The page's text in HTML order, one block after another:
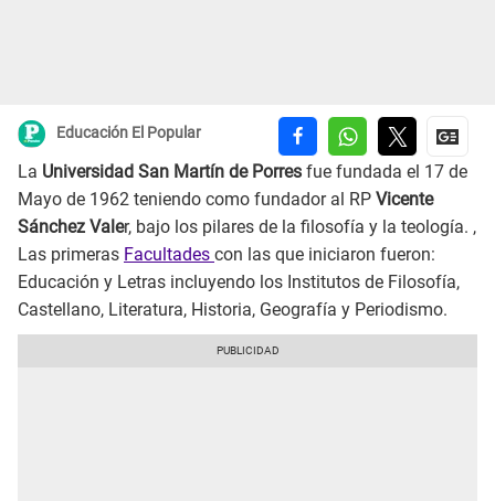
Educación El Popular
La Universidad San Martín de Porres fue fundada el 17 de
Mayo de 1962 teniendo como fundador al RP Vicente
Sánchez Valer, bajo los pilares de la filosofía y la teología. ,
Las primeras Facultades con las que iniciaron fueron:
Educación y Letras incluyendo los Institutos de Filosofía,
Castellano, Literatura, Historia, Geografía y Periodismo.